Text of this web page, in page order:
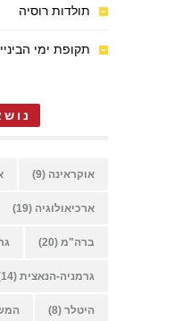
תולדות רוסיה
תקופת ימי
אוקראינה (9)
ארכיאולוגיה (19)
ברה"מ (20)
גרמניה-הנאצית (14)
היטלר (8)